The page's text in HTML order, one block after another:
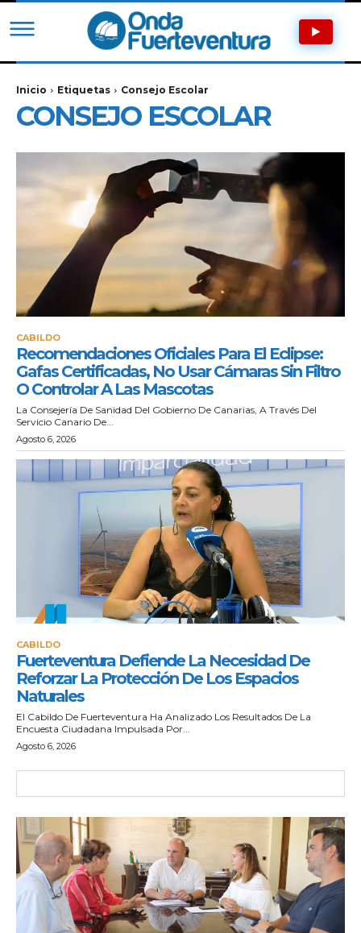
Inicio Etiquetas Consejo Escolar
CONSEJO ESCOLAR
CABILDO
Recomendaciones Oficiales Para El Eclipse:
Gafas Certificadas, No Usar Cámaras Sin Filtro
O Controlar A Las Mascotas
La Consejería De Sanidad Del Gobierno De Canarias, A Través Del
Servicio Canario De...
Agosto 6, 2026
CABILDO
Fuerteventura Defiende La Necesidad De
Reforzar La Protección De Los Espacios
Naturales
El Cabildo De Fuerteventura Ha Analizado Los Resultados De La
Encuesta Ciudadana Impulsada Por...
Agosto 6, 2026